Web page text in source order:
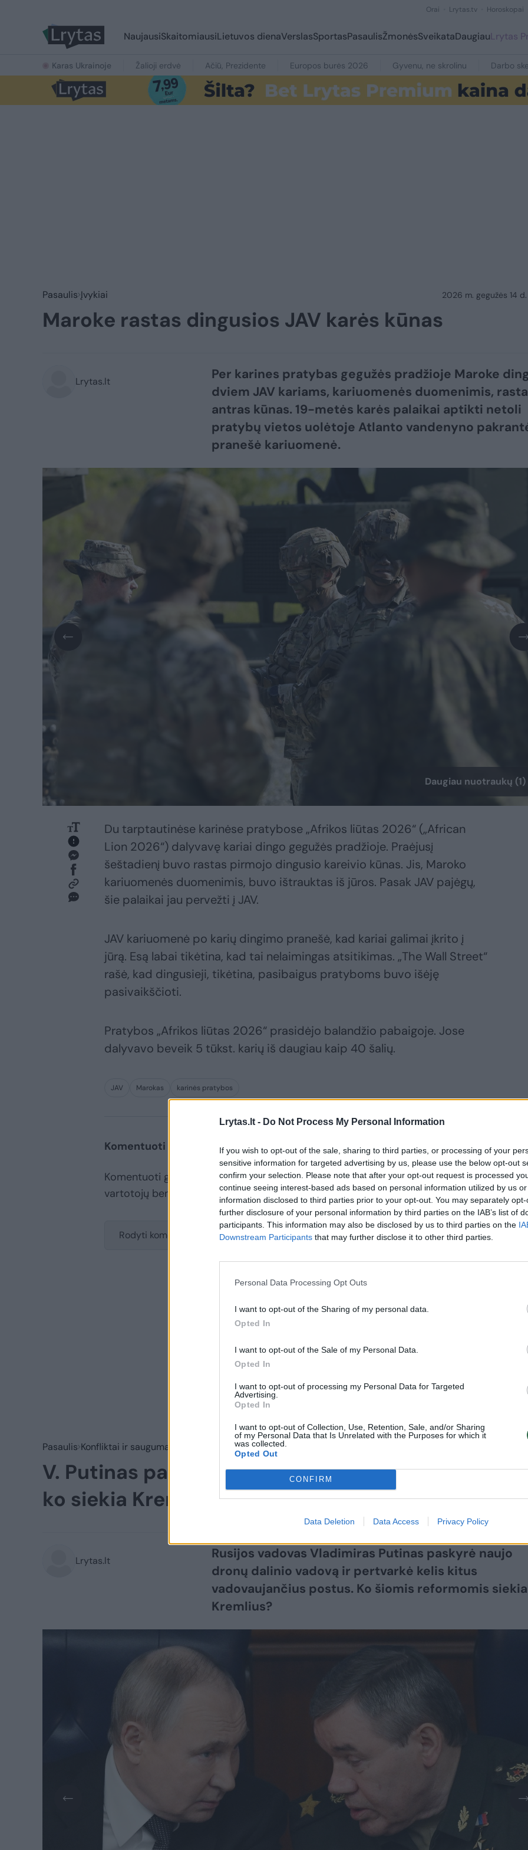
Lrytas.lt - Do Not Process My Personal Information
If you wish to opt-out of the sale, sharing to third parties, or processing of your
sensitive information for targeted advertising by us, please use the below opt-out
confirm your selection. Please note that after your opt-out request is processed
continue seeing interest-based ads based on personal information utilized by us
information disclosed to third parties prior to your opt-out. You may separately
further disclosure of your personal information by third parties on the IAB’s list of
participants. This information may also be disclosed by us to third parties on the
Downstream Participants that may further disclose it to other third parties.
Personal Data Processing Opt Outs
I want to opt-out of the Sharing of my personal data.
Opted In
I want to opt-out of the Sale of my Personal Data.
Opted In
I want to opt-out of processing my Personal Data for Targeted
Advertising.
Opted In
I want to opt-out of Collection, Use, Retention, Sale, and/or Sharing
of my Personal Data that Is Unrelated with the Purposes for which it
was collected.
Opted Out
CONFIRM
Data Deletion Data Access Privacy Policy
Orai Lrytas.tv Horoskopai
NaujausiSkaitomiausiLietuvos dienaVerslasSportasPasaulisŽmonėsSveikataDaugiauLrytas
Karas Ukrainoje Žalioji erdvė Ačiū, Prezidente Europos burės 2026 Gyvenu, ne skrolinu Darbo
Pasaulis Įvykiai 2026 m. gegužės 14 d.
Maroke rastas dingusios JAV karės kūnas
Lrytas.lt
Per karines pratybas gegužės pradžioje Maroke
dviem JAV kariams, kariuomenės duomenimis,
antras kūnas. 19-metės karės palaikai aptikti netoli
pratybų vietos uolėtoje Atlanto vandenyno
pranešė kariuomenė.
Daugiau nuotraukų (1)
Du tarptautinėse karinėse pratybose „Afrikos liūtas 2026“ („African
Lion 2026“) dalyvavę kariai dingo gegužės pradžioje. Praėjusį
šeštadienį buvo rastas pirmojo dingusio kareivio kūnas. Jis, Maroko
kariuomenės duomenimis, buvo ištrauktas iš jūros. Pasak JAV pajėgų,
šie palaikai jau pervežti į JAV.
JAV kariuomenė po karių dingimo pranešė, kad kariai galimai įkrito į
jūrą. Esą labai tikėtina, kad tai nelaimingas atsitikimas. „The Wall Street“
rašė, kad dingusieji, tikėtina, pasibaigus pratyboms buvo išėję
pasivaikščioti.
Pratybos „Afrikos liūtas 2026“ prasidėjo balandžio pabaigoje. Jose
dalyvavo beveik 5 tūkst. karių iš daugiau kaip 40 šalių.
JAV Marokas karinės pratybos
Komentuoti po šiuo straipsniu
Komentuoti gali tik Lrytas registruoti vartotojai. Prisijunkite prie registruotų
vartotojų bendruomenės ir bendraukite komentaruose!
Rodyti komentarus Prisijungti komentatoriams
Pasaulis Konfliktai ir saugumas
V. Putinas paskelbė apie pertvarką kariuomenėje:
ko siekia Kremlius(5)
Lrytas.lt
Rusijos vadovas Vladimiras Putinas paskyrė naujo
dronų dalinio vadovą ir pertvarkė kelis kitus
vadovaujančius postus. Ko šiomis reformomis siekia
Kremlius?